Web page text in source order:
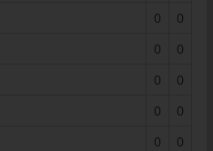
0
0
0
0
0
0
0
0
0
0